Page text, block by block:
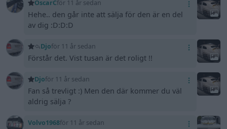
OscarCför 11 år sedan
Hehe.. den går inte att sälja för den är en del
av dig :D:D:D
Djoför 11 år sedan
Förstår det. Vist tusan är det roligt !!
Djoför 11 år sedan
Fan så trevligt :) Men den där kommer du väl
aldrig sälja ?
Volvo1968för 11 år sedan